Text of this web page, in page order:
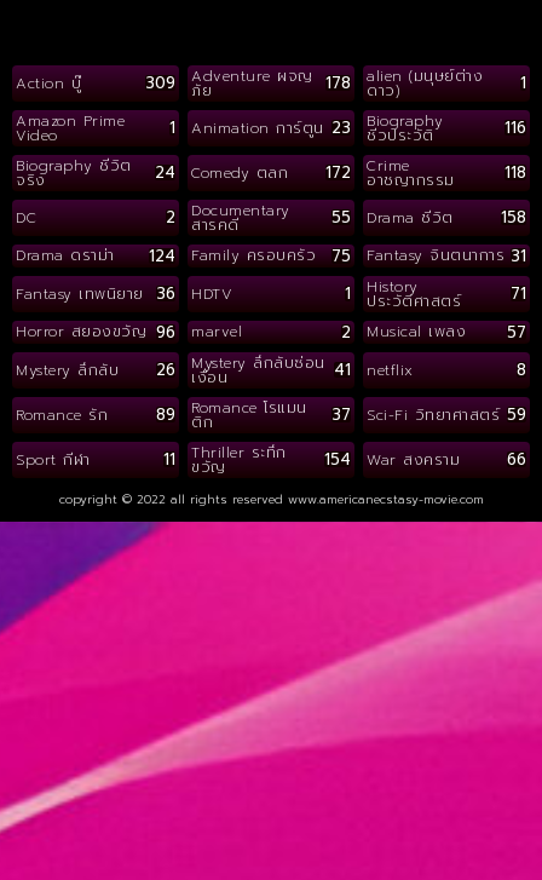
Action บู๊ 309 Adventure ผจญ
ภัย 178 alien (มนุษย์ต่าง
ดาว) 1
Amazon Prime
Video 1 Animation การ์ตูน 23 Biography
ชีวประวัติ 116
Biography ชีวิต
จริง 24 Comedy ตลก 172 Crime
อาชญากรรม 118
DC 2 Documentary
สารคดี 55 Drama ชีวิต 158
Drama ดราม่า 124 Family ครอบครัว 75 Fantasy จินตนาการ 31
Fantasy เทพนิยาย 36 HDTV 1 History
ประวัติศาสตร์ 71
Horror สยองขวัญ 96 marvel 2 Musical เพลง 57
Mystery ลึกลับ 26 Mystery ลึกลับซ่อน
เงื่อน 41 netflix 8
Romance รัก 89 Romance โรแมน
ติก 37 Sci-Fi วิทยาศาสตร์ 59
Sport กีฬา 11 Thriller ระทึก
ขวัญ 154 War สงคราม 66
copyright © 2022 all rights reserved www.americanecstasy-movie.com